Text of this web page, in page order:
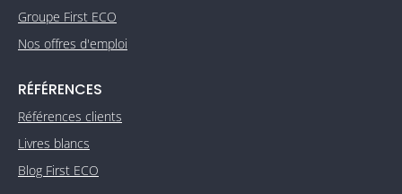
Groupe First ECO
Nos offres d'emploi
RÉFÉRENCES
Références clients
Livres blancs
Blog First ECO